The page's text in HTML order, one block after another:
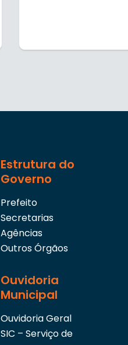
Estrutura do
Governo
Prefeito
Secretarias
Agências
Outros Órgãos
Ouvidoria
Municipal
Ouvidoria Geral
SIC – Serviço de